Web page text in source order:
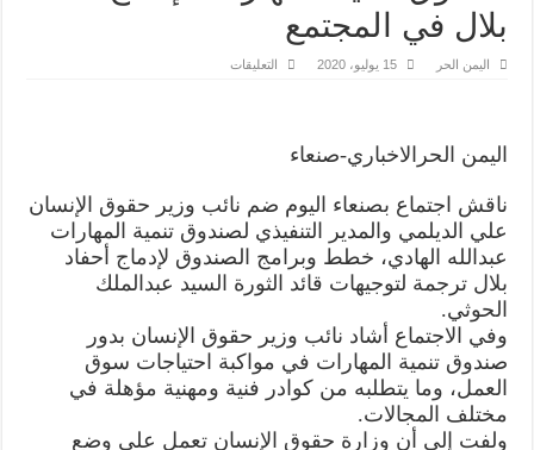
بلال في المجتمع
اليمن الحر 15 يوليو، 2020 التعليقات
لإدماج
أحفاد
بلال
المجتمع
مغلقة
اليمن الحرالاخباري-صنعاء
ناقش اجتماع بصنعاء اليوم ضم نائب وزير حقوق الإنسان
علي الديلمي والمدير التنفيذي لصندوق تنمية المهارات
عبدالله الهادي، خطط وبرامج الصندوق لإدماج أحفاد
بلال ترجمة لتوجيهات قائد الثورة السيد عبدالملك
الحوثي.
وفي الاجتماع أشاد نائب وزير حقوق الإنسان بدور
صندوق تنمية المهارات في مواكبة احتياجات سوق
العمل، وما يتطلبه من كوادر فنية ومهنية مؤهلة في
مختلف المجالات.
ولفت إلى أن وزارة حقوق الإنسان تعمل على وضع